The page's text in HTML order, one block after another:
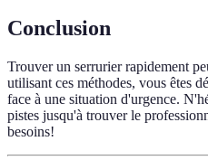
Conclusion
Trouver un serrurier rapidement
utilisant ces méthodes, vous êtes
face à une situation d'urgence.
pistes jusqu'à trouver le
besoins!